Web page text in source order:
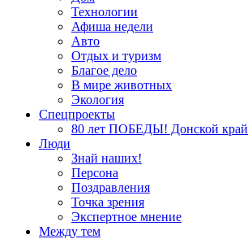
Технологии
Афиша недели
Авто
Отдых и туризм
Благое дело
В мире животных
Экология
Спецпроекты
80 лет ПОБЕДЫ! Донской край
Люди
Знай наших!
Персона
Поздравления
Точка зрения
Экспертное мнение
Между тем